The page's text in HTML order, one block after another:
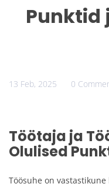
Punktid
13 Feb, 2025 0
Töötaja ja
Olulised
Töösuhe on